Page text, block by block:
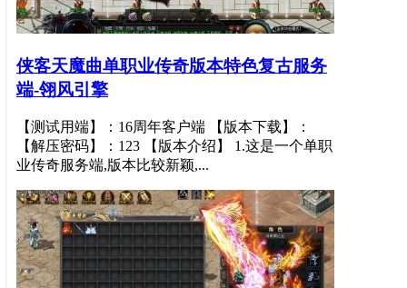
侠客天魔曲单职业传奇版本特色复古服务
端-翎风引擎
【测试用端】：16周年客户端 【版本下载】：
【解压密码】：123 【版本介绍】 1.这是一个单职
业传奇服务端,版本比较新颖,...